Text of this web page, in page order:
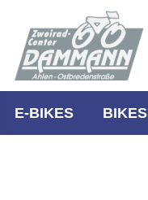
E-BIKES BIKES